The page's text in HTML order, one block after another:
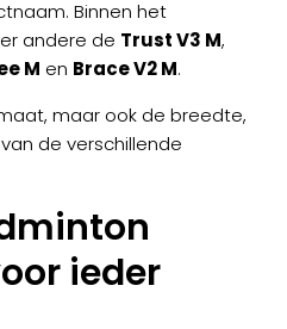
Binnen het
andere de Trust V3 M,
M en Brace V2 M.
maar ook de breedte,
de verschillende
ieder